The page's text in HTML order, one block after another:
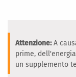
Attenzione:A
prime,
un supplemento